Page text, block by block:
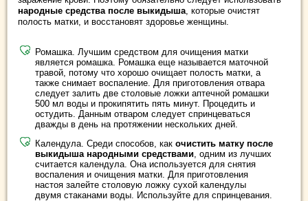
народные средства после выкидыша, которые очистят
полость матки, и восстановят здоровье женщины.
Ромашка. Лучшим средством для очищения матки
является ромашка. Ромашка еще называется маточной
травой, потому что хорошо очищает полость матки, а
также снимает воспаление. Для приготовления отвара
следует залить две столовые ложки аптечной ромашки
500 мл воды и прокипятить пять минут. Процедить и
остудить. Данным отваром следует спринцеваться
дважды в день на протяжении нескольких дней.
Календула. Среди способов, как очистить матку после
выкидыша народными средствами, одним из лучших
считается календула. Она используется для снятия
воспаления и очищения матки. Для приготовления
настоя залейте столовую ложку сухой календулы
двумя стаканами воды. Используйте для спринцевания.